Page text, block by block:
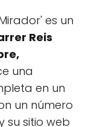
es un
Reis
una
en un
un número
su sitio web